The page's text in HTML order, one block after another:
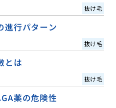
抜け毛
進行パターン
抜け毛
とは
抜け毛
薬の危険性